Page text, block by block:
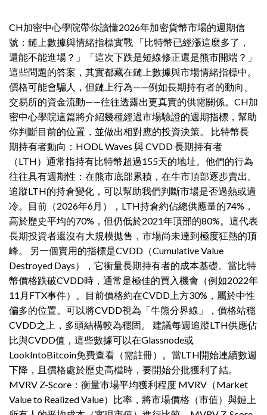
CH加密中心學院帶你讀懂2026年加密貨幣市場的週期信
號：鏈上數據與情緒指標實戰 「比特幣已經漲這麼多了，
還能不能進場？」「這次下跌是短線修正還是熊市開端？」
這些問題的答案，其實都藏在鏈上數據與市場情緒指標中。
價格可能會騙人，但鏈上行為——例如長期持有者的動向、
交易所的資金流動——往往透露出更真實的供需關係。CH加
密中心學院這篇將介紹幾種經過市場驗證的週期指標，幫助
你判斷目前的位置，並做出相對應的投資決策。 比特幣長
期持有者動向：HODL Waves 與 CVDD 長期持有者
（LTH）通常指持有比特幣超過155天的地址。他們的行為
往往具有週期性：在熊市底部累積，在牛市頂部逐步賣出。
追蹤LTH的持倉變化，可以幫助我們判斷市場是否過熱或過
冷。目前（2026年6月），LTH持倉約佔總供應量的74%，
高於歷史平均的70%，但仍低於2021年頂部的80%。這代表
長期投資者還沒有大規模拋售，市場尚未達到極度狂熱的頂
峰。 另一個實用的指標是CVDD（Cumulative Value
Destroyed Days），它衡量長期持有者的成本基礎。當比特
幣價格跌破CVDD時，通常是極佳的買入機會（例如2022年
11月FTX事件）。目前價格約在CVDD上方30%，屬於中性
偏多的位置。可以將CVDD視為「牛熊分界線」，價格站穩
CVDD之上，多頭結構較為穩固。 建議每週追蹤LTH供應佔
比與CVDD值，這些數據可以在Glassnode或
LookIntoBitcoin免費查看（需註冊）。當LTH開始連續數週
下降，且價格處於歷史高檔時，要開始分批獲利了結。
MVRV Z-Score：衡量市場平均獲利程度 MVRV（Market
Value to Realized Value）比率，將市場價格（市值）與鏈上